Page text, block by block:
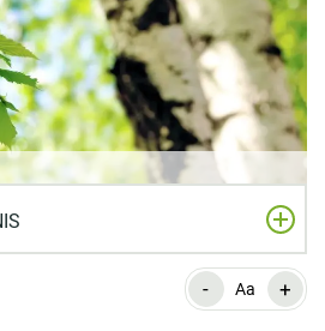
- Aa +